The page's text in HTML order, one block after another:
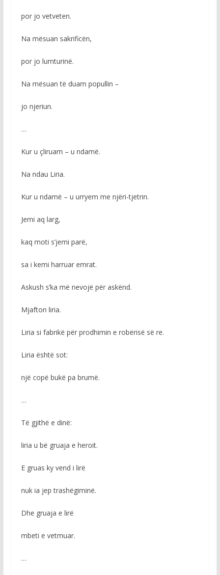
por jo vetveten.
Na mësuan sakrificën,
por jo lumturinë.
Na mësuan të duam popullin –
jo njeriun.
…
Kur u çliruam – u ndamë.
Na ndau Liria.
Kur u ndamë – u urryem me njëri-tjetrin.
Jemi aq larg,
kaq moti s’jemi parë,
sa i kemi harruar emrat.
Askush s’ka më nevojë për askënd.
Mjafton liria.
Liria si fabrikë për prodhimin e robërisë së re.
Liria është sot:
një copë bukë pa brumë.
…
Të gjithë e dinë:
liria u bë gruaja e heroit.
E gruas ky vend i lirë
nuk ia jep trashëgiminë.
Dhe gruaja e lirë
mbeti e vetmuar.
…